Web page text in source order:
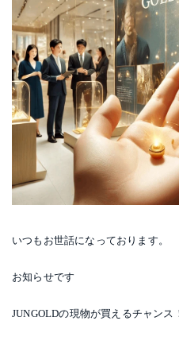
いつもお世話になっております。
お知らせです
JUNGOLDの現物が買えるチャンス